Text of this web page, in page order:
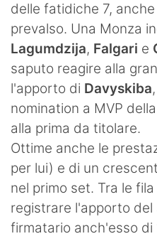
delle fatidiche 7,
prevalso. Una Monza
Lagumdzija, Falgari e
saputo reagire alla
l'apporto di Davyskiba
nomination a MVP
alla prima da titolare.
Ottime anche le
per lui) e di un
nel primo set. Tra le
registrare l'apporto del
firmatario anch'esso di